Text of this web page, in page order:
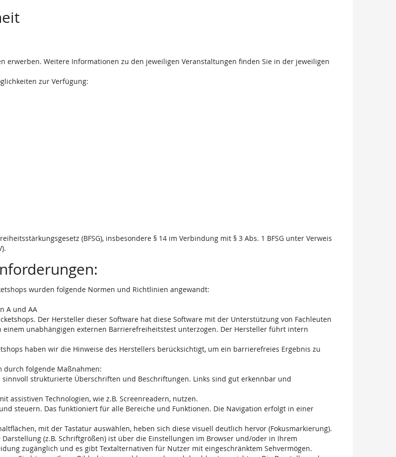
erwerben. Weitere Informationen zu den jeweiligen Veranstaltungen finden Sie in der jeweiligen
zur Verfügung:
(BFSG), insbesondere § 14 im Verbindung mit § 3 Abs. 1 BFSG unter Verweis
wurden folgende Normen und Richtlinien angewandt:
A und AA
Der Hersteller dieser Software hat diese Software mit der Unterstützung von Fachleuten
unabhängigen externen Barrierefreiheitstest unterzogen. Der Hersteller führt intern
haben wir die Hinweise des Herstellers berücksichtigt, um ein barrierefreies Ergebnis zu
folgende Maßnahmen:
strukturierte Überschriften und Beschriftungen. Links sind gut erkennbar und
assistiven Technologien, wie z.B. Screenreadern, nutzen.
steuern. Das funktioniert für alle Bereiche und Funktionen. Die Navigation erfolgt in einer
mit der Tastatur auswählen, heben sich diese visuell deutlich hervor (Fokusmarkierung).
(z.B. Schriftgrößen) ist über die Einstellungen im Browser und/oder in Ihrem
zugänglich und es gibt Textalternativen für Nutzer mit eingeschränktem Sehvermögen.